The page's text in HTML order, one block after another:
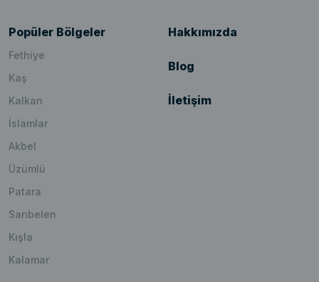
Popüler Bölgeler
Fethiye
Kaş
Kalkan
İslamlar
Akbel
Üzümlü
Patara
Sarıbelen
Kışla
Kalamar
Hakkımızda
Blog
İletişim